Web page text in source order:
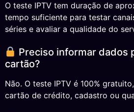
O teste IPTV tem duração de
tempo suficiente para testar
séries e avaliar a qualidade do
Preciso informar dados
cartão?
Não. O teste IPTV é 100%
cartão de crédito, cadastro ou